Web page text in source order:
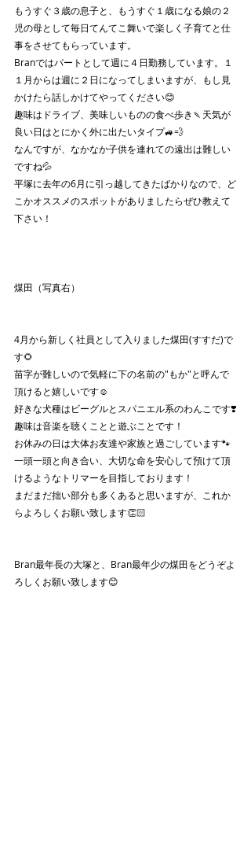
もうすぐ３歳の息子と、もうすぐ１歳になる娘の２
児の母として毎日てんてこ舞いで楽しく子育てと仕
事をさせてもらっています。
Branではパートとして週に４日勤務しています。１
１月からは週に２日になってしまいますが、もし見
かけたら話しかけてやってください😊
趣味はドライブ、美味しいものの食べ歩き🍡天気が
良い日はとにかく外に出たいタイプ🚙💨
なんですが、なかなか子供を連れての遠出は難しい
ですね💦
平塚に去年の6月に引っ越してきたばかりなので、ど
こかオススメのスポットがありましたらぜひ教えて
下さい！
煤田（写真右）
4月から新しく社員として入りました煤田(すすだ)で
す🌻
苗字が難しいので気軽に下の名前の"もか"と呼んで
頂けると嬉しいです☺️
好きな犬種はビーグルとスパニエル系のわんこです❣️
趣味は音楽を聴くことと遊ぶことです！
お休みの日は大体お友達や家族と過ごしています🐾
一頭一頭と向き合い、大切な命を安心して預けて頂
けるようなトリマーを目指しております！
まだまだ拙い部分も多くあると思いますが、これか
らよろしくお願い致します👏🏻
Bran最年長の大塚と、Bran最年少の煤田をどうぞよ
ろしくお願い致します😊